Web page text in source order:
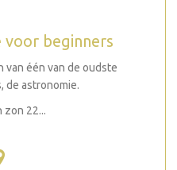
voor beginners
van één van de oudste
de astronomie.
zon 22...